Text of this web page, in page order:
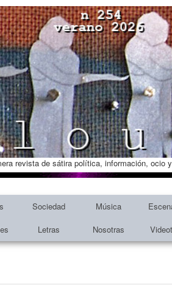
revista de sátira política, información, ocio
Sociedad Música
Letras Nosotras